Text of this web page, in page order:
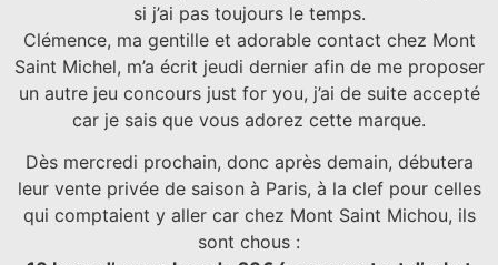
si j’ai pas toujours le temps.
Clémence, ma gentille et adorable contact chez Mont
Saint Michel, m’a écrit jeudi dernier afin de me proposer
un autre jeu concours just for you, j’ai de suite accepté
car je sais que vous adorez cette marque.
Dès mercredi prochain, donc après demain, débutera
leur vente privée de saison à Paris, à la clef pour celles
qui comptaient y aller car chez Mont Saint Michou, ils
sont chous :